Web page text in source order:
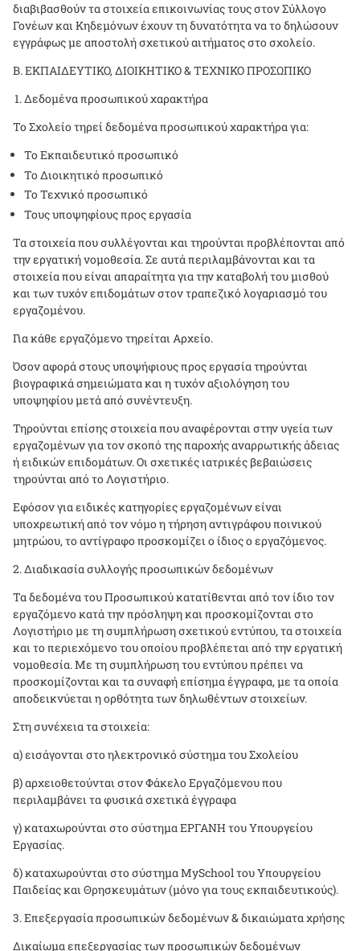
διαβιβασθούν τα στοιχεία επικοινωνίας τους στον Σύλλογο
Γονέων και Κηδεμόνων έχουν τη δυνατότητα να το δηλώσουν
εγγράφως με αποστολή σχετικού αιτήματος στο σχολείο.
Β. ΕΚΠΑΙΔΕΥΤΙΚΟ, ΔΙΟΙΚΗΤΙΚΟ & ΤΕΧΝΙΚΟ ΠΡΟΣΩΠΙΚΟ
Δεδομένα προσωπικού χαρακτήρα
Το Σχολείο τηρεί δεδομένα προσωπικού χαρακτήρα για:
Το Εκπαιδευτικό προσωπικό
Το Διοικητικό προσωπικό
Το Τεχνικό προσωπικό
Τους υποψηφίους προς εργασία
Τα στοιχεία που συλλέγονται και τηρούνται προβλέπονται από
την εργατική νομοθεσία. Σε αυτά περιλαμβάνονται και τα
στοιχεία που είναι απαραίτητα για την καταβολή του μισθού
και των τυχόν επιδομάτων στον τραπεζικό λογαριασμό του
εργαζομένου.
Για κάθε εργαζόμενο τηρείται Αρχείο.
Όσον αφορά στους υποψήφιους προς εργασία τηρούνται
βιογραφικά σημειώματα και η τυχόν αξιολόγηση του
υποψηφίου μετά από συνέντευξη.
Τηρούνται επίσης στοιχεία που αναφέρονται στην υγεία των
εργαζομένων για τον σκοπό της παροχής αναρρωτικής άδειας
ή ειδικών επιδομάτων. Οι σχετικές ιατρικές βεβαιώσεις
τηρούνται από το Λογιστήριο.
Εφόσον για ειδικές κατηγορίες εργαζομένων είναι
υποχρεωτική από τον νόμο η τήρηση αντιγράφου ποινικού
μητρώου, το αντίγραφο προσκομίζει ο ίδιος ο εργαζόμενος.
Διαδικασία συλλογής προσωπικών δεδομένων
Τα δεδομένα του Προσωπικού κατατίθενται από τον ίδιο τον
εργαζόμενο κατά την πρόσληψη και προσκομίζονται στο
Λογιστήριο με τη συμπλήρωση σχετικού εντύπου, τα στοιχεία
και το περιεχόμενο του οποίου προβλέπεται από την εργατική
νομοθεσία. Με τη συμπλήρωση του εντύπου πρέπει να
προσκομίζονται και τα συναφή επίσημα έγγραφα, με τα οποία
αποδεικνύεται η ορθότητα των δηλωθέντων στοιχείων.
Στη συνέχεια τα στοιχεία:
α) εισάγονται στο ηλεκτρονικό σύστημα του Σχολείου
β) αρχειοθετούνται στον Φάκελο Εργαζόμενου που
περιλαμβάνει τα φυσικά σχετικά έγγραφα
γ) καταχωρούνται στο σύστημα ΕΡΓΑΝΗ του Υπουργείου
Εργασίας.
δ) καταχωρούνται στο σύστημα MySchool του Υπουργείου
Παιδείας και Θρησκευμάτων (μόνο για τους εκπαιδευτικούς).
Επεξεργασία προσωπικών δεδομένων & δικαιώματα χρήσης
Δικαίωμα επεξεργασίας των προσωπικών δεδομένων